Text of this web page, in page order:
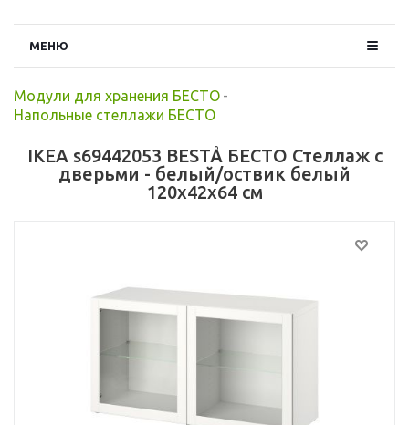
МЕНЮ
Модули для хранения БЕСТО -
Напольные стеллажи БЕСТО
IKEA s69442053 BESTÅ БЕСТО Стеллаж с
дверьми - белый/оствик белый
120x42x64 см